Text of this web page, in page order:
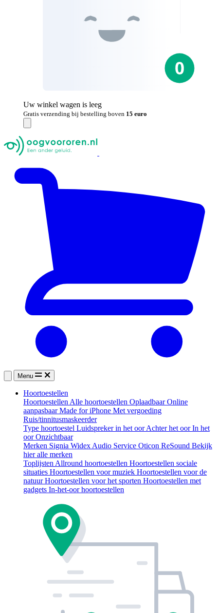
Uw winkel wagen is leeg
Gratis verzending bij bestelling boven 15 euro
Menu
Hoortoestellen
Hoortoestellen Alle hoortoestellen OplaadbaarOnline
aanpasbaarMade for iPhone Met vergoeding
Ruis/tinnitusmaskeerder
Type hoortoestel Luidspreker in het oorAchter het oorIn het
oorOnzichtbaar
Merken Signia Widex Audio Service Oticon ReSound Bekijk
hier alle merken
Toplijsten Allround hoortoestellen Hoortoestellen sociale
situaties Hoortoestellen voor muziek Hoortoestellen voor de
natuurHoortoestellen voor het sporten Hoortoestellen met
gadgets In-het-oor hoortoestellen